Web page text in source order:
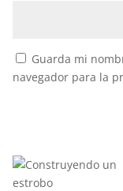
Guarda mi
navegador para la